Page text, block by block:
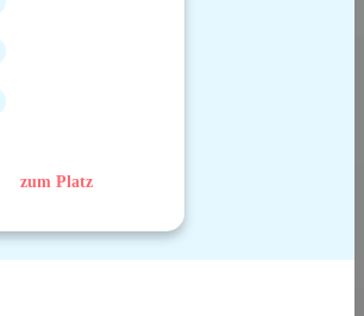
zum Platz